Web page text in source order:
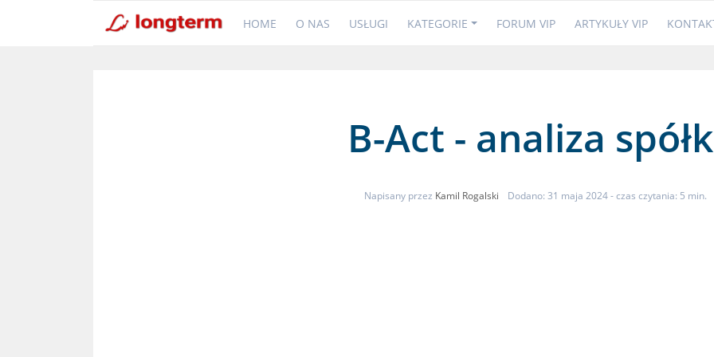
HOME O NAS USŁUGI KATEGORIE FORUM VIP ARTYKUŁY VIP
B-Act - analiza
Napisany przez Kamil Rogalski Dodano: 31 maja 2024- czas czytania: 5 min.